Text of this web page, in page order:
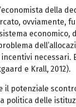
della
ovviamente,
economico,
necessari.
e Krall, 2012).
il potenziale
politica delle